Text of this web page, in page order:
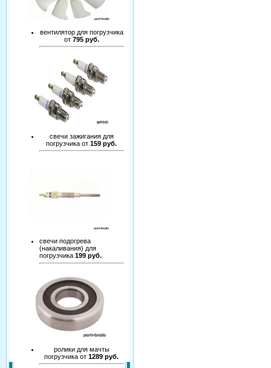
вентилятор для погрузчика
от 795 руб.
свечи зажигания для
погрузчика от159 руб.
свечи подогрева
(накаливания) для
погрузчика 199 руб.
ролики для мачты
погрузчика от1289 руб.